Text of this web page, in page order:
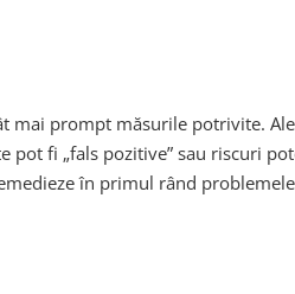
mai prompt măsurile potrivite.
fi „fals pozitive” sau riscuri
în primul rând